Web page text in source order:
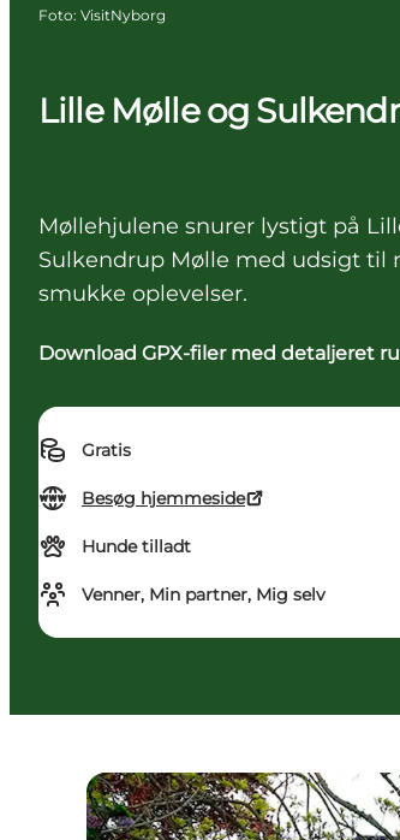
Lille Mølle og
Møllehjulene snurer lystigt på
Sulkendrup Mølle med udsigt til
smukke oplevelser.
Download GPX-filer med detaljeret
Gratis
Besøg hjemmeside
Hunde tilladt
Venner, Min partner, Mig selv
Foto: VisitNyborg